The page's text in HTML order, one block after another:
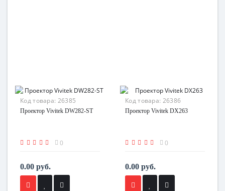
Код товара: 26385
Проектор Vivitek DW282-ST
0
0.00 руб.
Код товара: 26386
Проектор Vivitek DX263
0
0.00 руб.